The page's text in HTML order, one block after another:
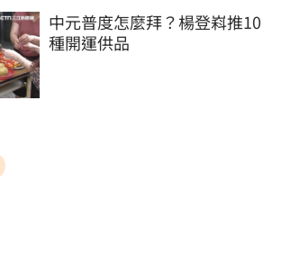
中元普度怎麼拜？楊登嵙推10
種開運供品